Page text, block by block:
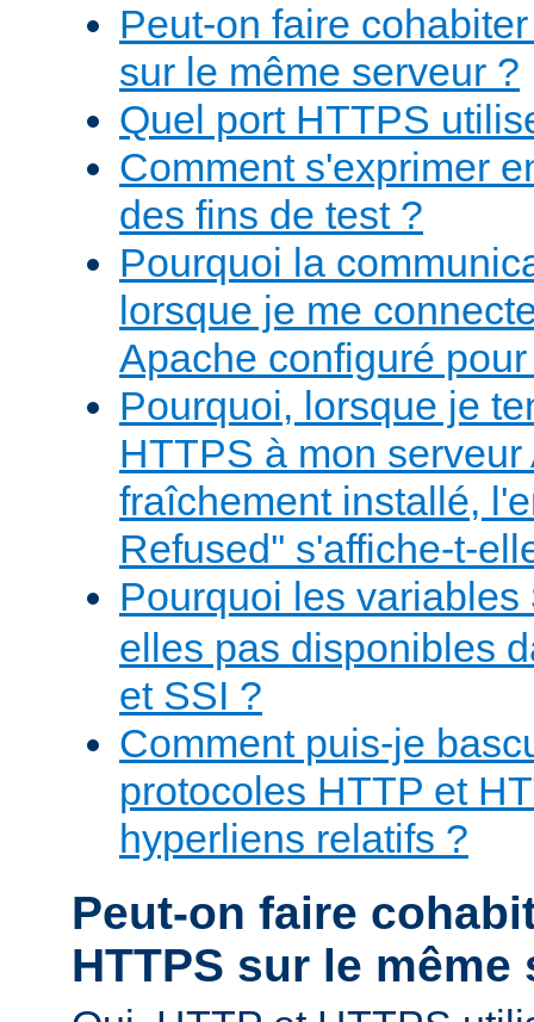
Peut-on faire
sur le même serveur ?
Quel port HTTPS
Comment s'exprimer
des fins de test ?
Pourquoi la
lorsque je me
Apache configuré
Pourquoi, lorsque je
HTTPS à mon
fraîchement installé,
Refused'' s'affiche-t-
Pourquoi les variables
elles pas disponibles
et SSI ?
Comment puis-je
protocoles HTTP et
hyperliens relatifs ?
Peut-on faire
HTTPS sur le même